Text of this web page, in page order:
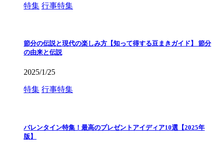
特集 行事特集
節分の伝説と現代の楽しみ方【知って得する豆まきガイド】 節分
の由来と伝説
2025/1/25
特集 行事特集
バレンタイン特集！最高のプレゼントアイディア10選【2025年
版】